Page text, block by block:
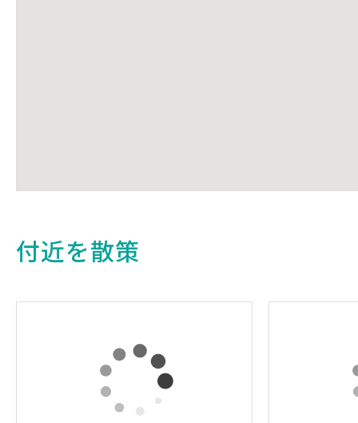
付近を散策